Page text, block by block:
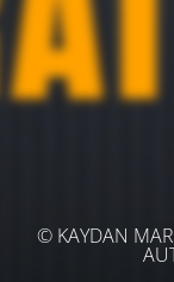
© KAYDAN